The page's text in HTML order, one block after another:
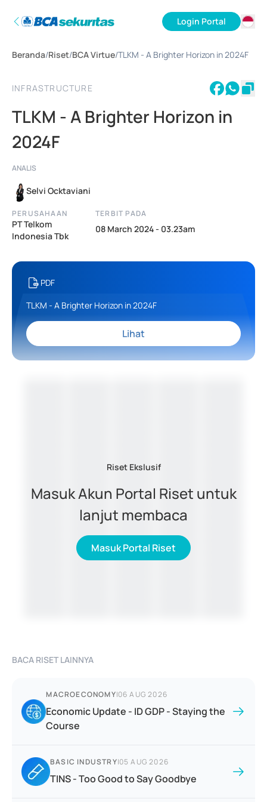
Login Portal
EN
Beranda/Riset/BCA Virtue/TLKM - A Brighter Horizon in 2024F
INFRASTRUCTURE
TLKM - A Brighter Horizon in
2024F
ANALIS
Selvi Ocktaviani
PERUSAHAAN
PT Telkom
Indonesia Tbk
TERBIT PADA
08 March 2024 - 03.23am
PDF
TLKM - A Brighter Horizon in 2024F
Lihat
Riset Ekslusif
Masuk Akun Portal Riset untuk
lanjut membaca
Masuk Portal Riset
BACA RISET LAINNYA
MACROECONOMY|06 AUG 2026
Economic Update - ID GDP - Staying the
Course
BASIC INDUSTRY|05 AUG 2026
TINS - Too Good to Say Goodbye